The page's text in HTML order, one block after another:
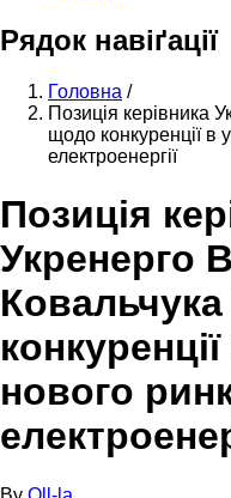
Рядок навіґації
Головна /
Позиція керівника
щодо конкуренції в
електроенергії
Позиція
Укренерго
нового